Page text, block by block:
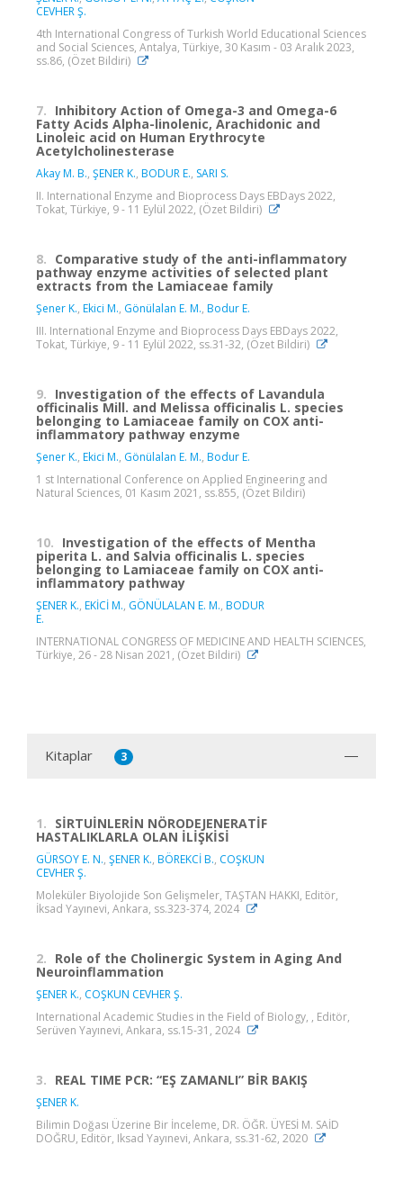
CEVHER Ş.
4th International Congress of Turkish World Educational Sciences
and Social Sciences, Antalya, Türkiye, 30 Kasım - 03 Aralık 2023,
ss.86, (Özet Bildiri)
7. Inhibitory Action of Omega-3 and Omega-6
Fatty Acids Alpha-linolenic, Arachidonic and
Linoleic acid on Human Erythrocyte
Acetylcholinesterase
Akay M. B., ŞENER K., BODUR E., SARI S.
II. International Enzyme and Bioprocess Days EBDays 2022,
Tokat, Türkiye, 9 - 11 Eylül 2022, (Özet Bildiri)
8. Comparative study of the anti-inflammatory
pathway enzyme activities of selected plant
extracts from the Lamiaceae family
Şener K., Ekici M., Gönülalan E. M., Bodur E.
III. International Enzyme and Bioprocess Days EBDays 2022,
Tokat, Türkiye, 9 - 11 Eylül 2022, ss.31-32, (Özet Bildiri)
9. Investigation of the effects of Lavandula
officinalis Mill. and Melissa officinalis L. species
belonging to Lamiaceae family on COX anti-
inflammatory pathway enzyme
Şener K., Ekici M., Gönülalan E. M., Bodur E.
1 st International Conference on Applied Engineering and
Natural Sciences, 01 Kasım 2021, ss.855, (Özet Bildiri)
10. Investigation of the effects of Mentha
piperita L. and Salvia officinalis L. species
belonging to Lamiaceae family on COX anti-
inflammatory pathway
ŞENER K., EKİCİ M., GÖNÜLALAN E. M., BODUR
E.
INTERNATIONAL CONGRESS OF MEDICINE AND HEALTH SCIENCES,
Türkiye, 26 - 28 Nisan 2021, (Özet Bildiri)
Kitaplar 3
1. SİRTUİNLERİN NÖRODEJENERATİF
HASTALIKLARLA OLAN İLİŞKİSİ
GÜRSOY E. N., ŞENER K., BÖREKCİ B., COŞKUN
CEVHER Ş.
Moleküler Biyolojide Son Gelişmeler, TAŞTAN HAKKI, Editör,
İksad Yayınevi, Ankara, ss.323-374, 2024
2. Role of the Cholinergic System in Aging And
Neuroinflammation
ŞENER K., COŞKUN CEVHER Ş.
International Academic Studies in the Field of Biology, , Editör,
Serüven Yayınevi, Ankara, ss.15-31, 2024
3. REAL TIME PCR: “EŞ ZAMANLI” BİR BAKIŞ
ŞENER K.
Bilimin Doğası Üzerine Bir İnceleme, DR. ÖĞR. ÜYESİ M. SAİD
DOĞRU, Editör, Iksad Yayınevi, Ankara, ss.31-62, 2020